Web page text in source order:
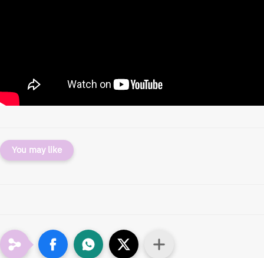
You may like